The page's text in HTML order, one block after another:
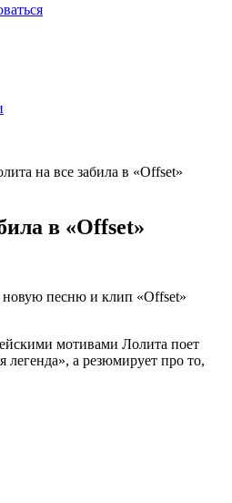
на все забила в «Offset»
в «Offset»
песню и клип «Offset»
мотивами Лолита поет
легенда», а резюмирует про то,